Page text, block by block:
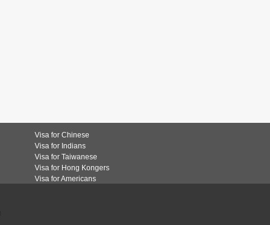
Visa for Chinese
Visa for Indians
Visa for Taiwanese
Visa for Hong Kongers
Visa for Americans